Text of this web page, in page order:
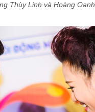
Thùy Linh và Hoàng Oanh.